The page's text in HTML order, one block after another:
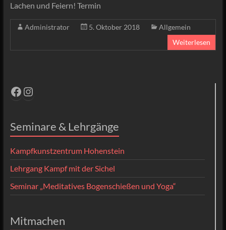
Lachen und Feiern! Termin
Administrator 5. Oktober 2018
Allgemein
Weiterlesen
Facebook
Instagram
Seminare & Lehrgänge
Kampfkunstzentrum Hohenstein
Lehrgang Kampf mit der Sichel
Seminar „Meditatives Bogenschießen und Yoga“
Mitmachen